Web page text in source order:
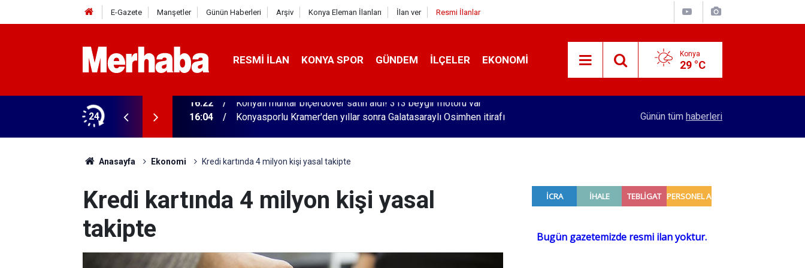
E-Gazete Manşetler Günün Haberleri Arşiv Konya Eleman İlanları İlan ver Resmi İlanlar
RESMI İLAN KONYA SPOR GÜNDEM İLÇELER EKONOMI Konya
29 °C
24
313 beygir motoru var 16:04 Konyasporlu Kramer'den yıllar sonra Galatasaraylı Osimhen itirafı Merkez Bankası rezervleri açıklandı
Günün tüm haberleri
Anasayfa Ekonomi Kredi kartında 4 milyon kişi yasal takipte
Kredi kartında 4 milyon kişi yasal
takipte